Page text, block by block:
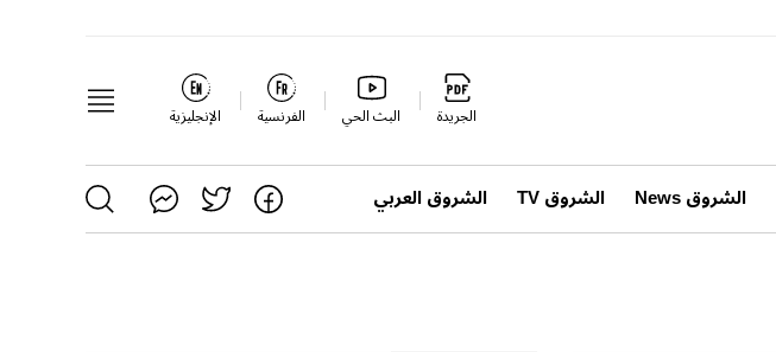
الجريدة البث الحي الفرنسية الإنجليزية
الشروق News الشروق TV الشروق العربي